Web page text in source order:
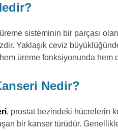
sisteminin bir parçası
Yaklaşık ceviz
üreme fonksiyonunda
Nedir?
, prostat bezindeki hücrelerin
bir kanser türüdür.